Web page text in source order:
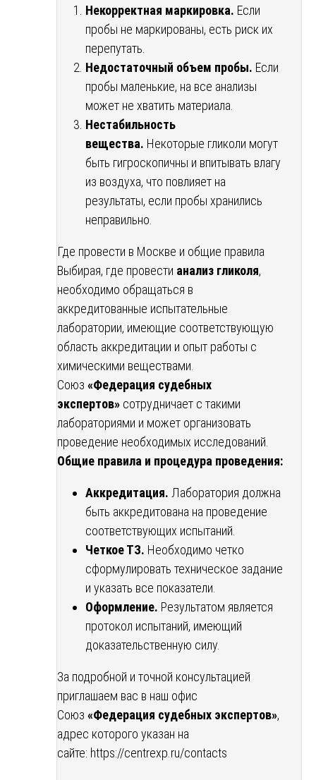
Некорректная маркировка. Если
пробы не маркированы, есть риск их
перепутать.
Недостаточный объем пробы. Если
пробы маленькие, на все анализы
может не хватить материала.
Нестабильность
вещества. Некоторые гликоли могут
быть гигроскопичны и впитывать влагу
из воздуха, что повлияет на
результаты, если пробы хранились
неправильно.
Где провести в Москве и общие правила
Выбирая, где провести анализ гликоля,
необходимо обращаться в
аккредитованные испытательные
лаборатории, имеющие соответствующую
область аккредитации и опыт работы с
химическими веществами.
Союз «Федерация судебных
экспертов» сотрудничает с такими
лабораториями и может организовать
проведение необходимых исследований.
Общие правила и процедура проведения:
Аккредитация. Лаборатория должна
быть аккредитована на проведение
соответствующих испытаний.
Четкое ТЗ. Необходимо четко
сформулировать техническое задание
и указать все показатели.
Оформление. Результатом является
протокол испытаний, имеющий
доказательственную силу.
За подробной и точной консультацией
приглашаем вас в наш офис
Союз «Федерация судебных экспертов»,
адрес которого указан на
сайте: https://centrexp.ru/contacts